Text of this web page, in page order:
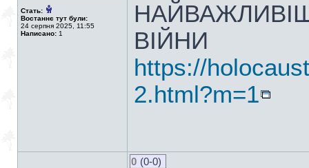
Стать:
Востаннє тут були:
24 серпня 2025, 11:55
Написано: 1
ВІЙНИ
https://
2.html?m=1
0 (0-0)